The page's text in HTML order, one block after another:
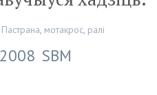
Пастрана, мотакрос, ралі
SBM